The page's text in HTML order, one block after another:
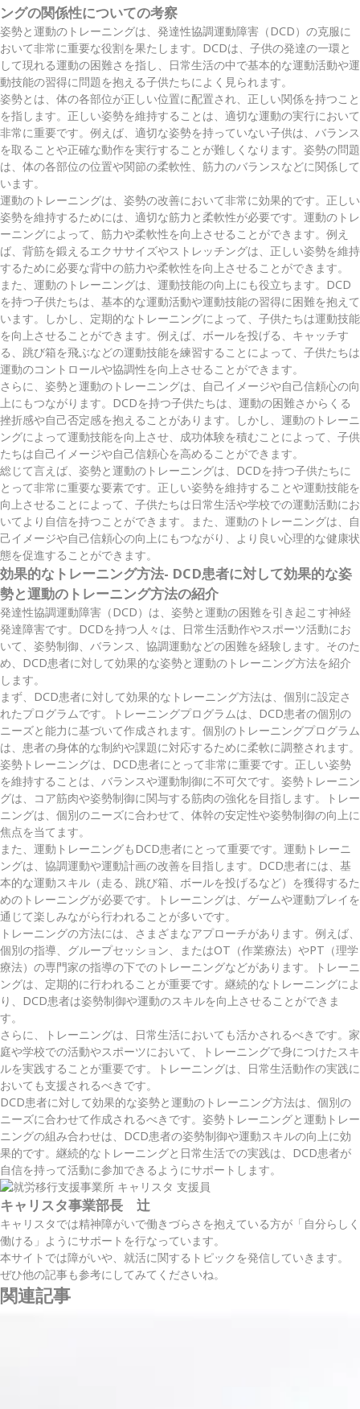
ングの関係性についての考察
姿勢と運動のトレーニングは、発達性協調運動障害（DCD）の克服に
おいて非常に重要な役割を果たします。DCDは、子供の発達の一環と
して現れる運動の困難さを指し、日常生活の中で基本的な運動活動や運
動技能の習得に問題を抱える子供たちによく見られます。
姿勢とは、体の各部位が正しい位置に配置され、正しい関係を持つこと
を指します。正しい姿勢を維持することは、適切な運動の実行において
非常に重要です。例えば、適切な姿勢を持っていない子供は、バランス
を取ることや正確な動作を実行することが難しくなります。姿勢の問題
は、体の各部位の位置や関節の柔軟性、筋力のバランスなどに関係して
います。
運動のトレーニングは、姿勢の改善において非常に効果的です。正しい
姿勢を維持するためには、適切な筋力と柔軟性が必要です。運動のトレ
ーニングによって、筋力や柔軟性を向上させることができます。例え
ば、背筋を鍛えるエクササイズやストレッチングは、正しい姿勢を維持
するために必要な背中の筋力や柔軟性を向上させることができます。
また、運動のトレーニングは、運動技能の向上にも役立ちます。DCD
を持つ子供たちは、基本的な運動活動や運動技能の習得に困難を抱えて
います。しかし、定期的なトレーニングによって、子供たちは運動技能
を向上させることができます。例えば、ボールを投げる、キャッチす
る、跳び箱を飛ぶなどの運動技能を練習することによって、子供たちは
運動のコントロールや協調性を向上させることができます。
さらに、姿勢と運動のトレーニングは、自己イメージや自己信頼心の向
上にもつながります。DCDを持つ子供たちは、運動の困難さからくる
挫折感や自己否定感を抱えることがあります。しかし、運動のトレーニ
ングによって運動技能を向上させ、成功体験を積むことによって、子供
たちは自己イメージや自己信頼心を高めることができます。
総じて言えば、姿勢と運動のトレーニングは、DCDを持つ子供たちに
とって非常に重要な要素です。正しい姿勢を維持することや運動技能を
向上させることによって、子供たちは日常生活や学校での運動活動にお
いてより自信を持つことができます。また、運動のトレーニングは、自
己イメージや自己信頼心の向上にもつながり、より良い心理的な健康状
態を促進することができます。
効果的なトレーニング方法- DCD患者に対して効果的な姿
勢と運動のトレーニング方法の紹介
発達性協調運動障害（DCD）は、姿勢と運動の困難を引き起こす神経
発達障害です。DCDを持つ人々は、日常生活動作やスポーツ活動にお
いて、姿勢制御、バランス、協調運動などの困難を経験します。そのた
め、DCD患者に対して効果的な姿勢と運動のトレーニング方法を紹介
します。
まず、DCD患者に対して効果的なトレーニング方法は、個別に設定さ
れたプログラムです。トレーニングプログラムは、DCD患者の個別の
ニーズと能力に基づいて作成されます。個別のトレーニングプログラム
は、患者の身体的な制約や課題に対応するために柔軟に調整されます。
姿勢トレーニングは、DCD患者にとって非常に重要です。正しい姿勢
を維持することは、バランスや運動制御に不可欠です。姿勢トレーニン
グは、コア筋肉や姿勢制御に関与する筋肉の強化を目指します。トレー
ニングは、個別のニーズに合わせて、体幹の安定性や姿勢制御の向上に
焦点を当てます。
また、運動トレーニングもDCD患者にとって重要です。運動トレーニ
ングは、協調運動や運動計画の改善を目指します。DCD患者には、基
本的な運動スキル（走る、跳び箱、ボールを投げるなど）を獲得するた
めのトレーニングが必要です。トレーニングは、ゲームや運動プレイを
通じて楽しみながら行われることが多いです。
トレーニングの方法には、さまざまなアプローチがあります。例えば、
個別の指導、グループセッション、またはOT（作業療法）やPT（理学
療法）の専門家の指導の下でのトレーニングなどがあります。トレーニ
ングは、定期的に行われることが重要です。継続的なトレーニングによ
り、DCD患者は姿勢制御や運動のスキルを向上させることができま
す。
さらに、トレーニングは、日常生活においても活かされるべきです。家
庭や学校での活動やスポーツにおいて、トレーニングで身につけたスキ
ルを実践することが重要です。トレーニングは、日常生活動作の実践に
おいても支援されるべきです。
DCD患者に対して効果的な姿勢と運動のトレーニング方法は、個別の
ニーズに合わせて作成されるべきです。姿勢トレーニングと運動トレー
ニングの組み合わせは、DCD患者の姿勢制御や運動スキルの向上に効
果的です。継続的なトレーニングと日常生活での実践は、DCD患者が
自信を持って活動に参加できるようにサポートします。
キャリスタ事業部長 辻
キャリスタでは精神障がいで働きづらさを抱えている方が「自分らしく
働ける」ようにサポートを行なっています。
本サイトでは障がいや、就活に関するトピックを発信していきます。
ぜひ他の記事も参考にしてみてくださいね。
関連記事